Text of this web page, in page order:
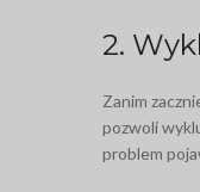
2.
Zanim
pozwoli
problem